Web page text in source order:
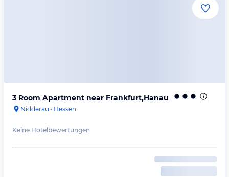
3 Room Apartment near Frankfurt,Hanau
Nidderau · Hessen
Keine Hotelbewertungen